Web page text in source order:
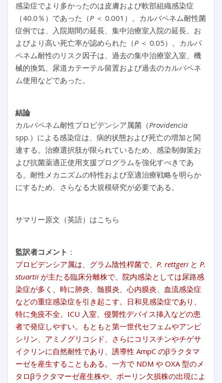
感染症でより多かったのは皮膚および軟部組織感染症
（40.0％）であった（P＜ 0.001）。カルバペネム耐性菌
症例では、入院期間の延長、集中治療室入院の延長、お
よびより高い死亡率が認められた（P＜ 0.05）。カルバ
ペネム耐性のリスク因子は、過去の集中治療室入室、機
械的換気、尿道カテーテル留置および過去のカルバペネ
ム使用などであった。
結論
カルバペネム耐性プロビデンシア属菌（Providencia
spp.）による感染症は、病的状態および死亡の増加と関
連する。治療選択肢が限られているため、感染制御策お
よび抗菌薬適正使用支援プログラムを強化すべきであ
る。耐性メカニズムの特性および至適治療戦略を明らか
にするため、さらなる大規模研究が必要である。
サマリー原文（英語）はこちら
監訳者コメント ：
プロビデンシア属は、グラム陰性桿菌で、 P. rettgeri と P.
stuartii が主たる臨床分離株で、院内感染としては尿路感
染症が多く、時に肺炎、髄膜炎、心内膜炎、血流感染症
などの重症感染症を引き起こす。日和見感染症であり、
特に免疫不全、ICU 入室、侵襲性デバイス挿入などの患
者で発症しやすい。もともと第一世代セフェムやアンピ
シリン、アミノグリコシド、さらにコリスチンやチゲサ
イクリンに自然耐性であり、誘導性 AmpC のβラクタマ
ーゼを産生することもある。一方で NDM や OXA 型のメ
タロβラクタマーゼ産生株や、ポーリン欠損株の出現によ